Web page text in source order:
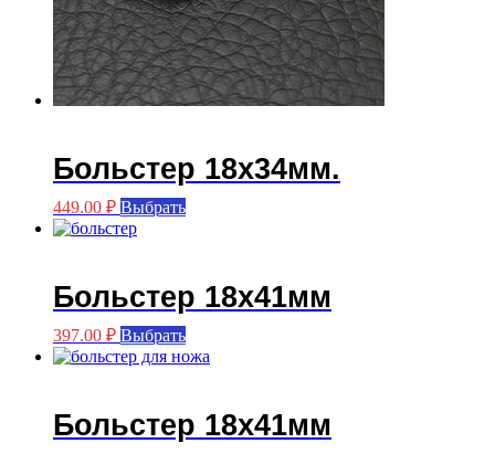
Больстер 18х34мм.
449.00 ₽ ВыбратьЭтот
товар
вариаций.
Опции
можно
выбрать
на
Больстер 18х41мм
397.00 ₽ ВыбратьЭтот
товар
имеет
вариаций.
Опции
можно
Больстер 18х41мм